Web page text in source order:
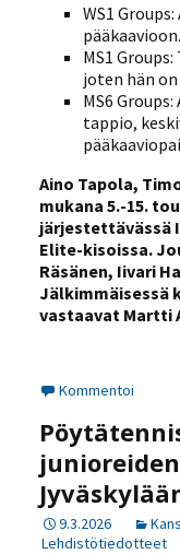
WS1
pääkaavioon.
MS1
joten hän
MS6
tappio,
Aino Tapola,
mukana 5.-15.
järjestettävässä
Elite-kisoissa.
Räsänen, Iivari
Jälkimmäisessä
vastaavat Martti
Kommentoi
9.3.2026
Lehdistötiedotteet